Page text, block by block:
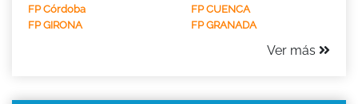
FP Córdoba
FP CUENCA
FP GIRONA
FP GRANADA
Ver más